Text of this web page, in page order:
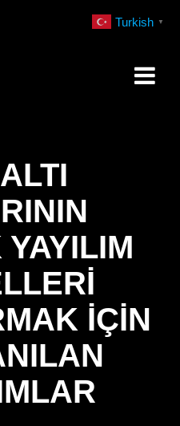
İÇIN
Turkish ▼